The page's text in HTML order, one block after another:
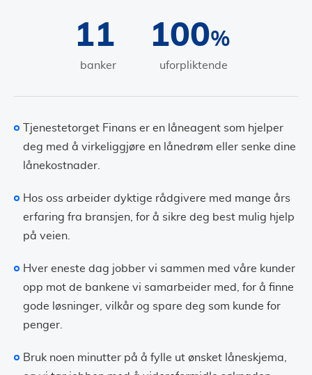
11
banker
100%
uforpliktende
Tjenestetorget Finans er en låneagent som hjelper
deg med å virkeliggjøre en lånedrøm eller senke dine
lånekostnader.
Hos oss arbeider dyktige rådgivere med mange års
erfaring fra bransjen, for å sikre deg best mulig hjelp
på veien.
Hver eneste dag jobber vi sammen med våre kunder
opp mot de bankene vi samarbeider med, for å finne
gode løsninger, vilkår og spare deg som kunde for
penger.
Bruk noen minutter på å fylle ut ønsket låneskjema,